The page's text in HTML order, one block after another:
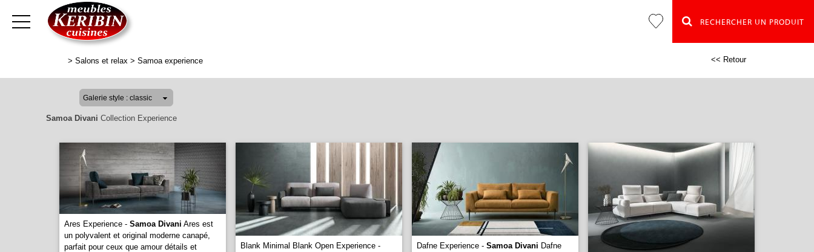
RECHERCHER UN PRODUIT
> Salons et relax > Samoa experience << Retour
Samoa Divani Collection Experience
Ares Experience - Samoa Divani Ares est
un polyvalent et original moderne canapé,
parfait pour ceux que amour détails et
Blank Minimal Blank Open Experience -
Dafne Experience - Samoa Divani Dafne